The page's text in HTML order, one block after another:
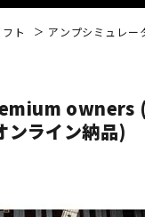
ト アンプシミュレー
owners (
ンライン納品)